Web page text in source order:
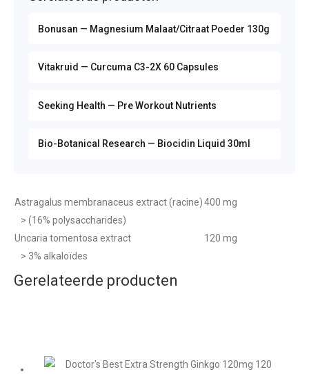
Bonusan — Magnesium Malaat/Citraat Poeder 130g
Vitakruid — Curcuma C3-2X 60 Capsules
Seeking Health — Pre Workout Nutrients
Bio-Botanical Research — Biocidin Liquid 30ml
Astragalus membranaceus extract (racine)400 mg
> (16% polysaccharides)
Uncaria tomentosa extract
120 mg
> 3% alkaloïdes
Gerelateerde producten